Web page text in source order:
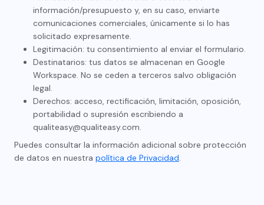
información/presupuesto y, en su caso, enviarte
comunicaciones comerciales, únicamente si lo has
solicitado expresamente.
Legitimación: tu consentimiento al enviar el formulario.
Destinatarios: tus datos se almacenan en Google
Workspace. No se ceden a terceros salvo obligación
legal.
Derechos: acceso, rectificación, limitación, oposición,
portabilidad o supresión escribiendo a
qualiteasy@qualiteasy.com.
Puedes consultar la información adicional sobre protección
de datos en nuestra política de Privacidad.